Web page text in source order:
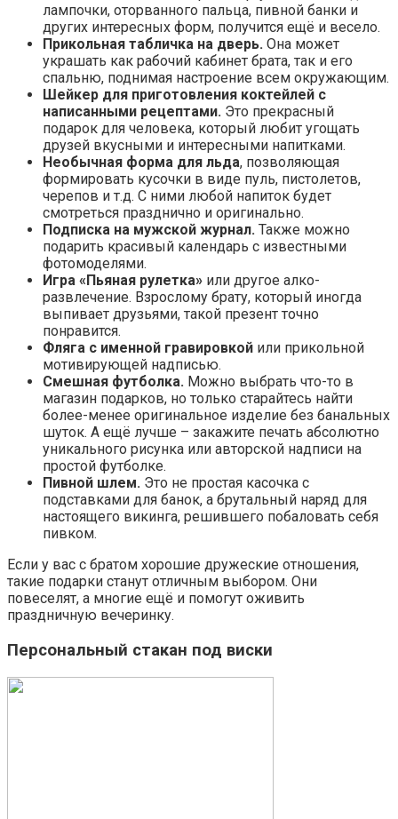
лампочки, оторванного пальца, пивной банки и
других интересных форм, получится ещё и весело.
Прикольная табличка на дверь. Она может
украшать как рабочий кабинет брата, так и его
спальню, поднимая настроение всем окружающим.
Шейкер для приготовления коктейлей с
написанными рецептами. Это прекрасный
подарок для человека, который любит угощать
друзей вкусными и интересными напитками.
Необычная форма для льда, позволяющая
формировать кусочки в виде пуль, пистолетов,
черепов и т.д. С ними любой напиток будет
смотреться празднично и оригинально.
Подписка на мужской журнал. Также можно
подарить красивый календарь с известными
фотомоделями.
Игра «Пьяная рулетка» или другое алко-
развлечение. Взрослому брату, который иногда
выпивает друзьями, такой презент точно
понравится.
Фляга с именной гравировкой или прикольной
мотивирующей надписью.
Смешная футболка. Можно выбрать что-то в
магазин подарков, но только старайтесь найти
более-менее оригинальное изделие без банальных
шуток. А ещё лучше – закажите печать абсолютно
уникального рисунка или авторской надписи на
простой футболке.
Пивной шлем. Это не простая касочка с
подставками для банок, а брутальный наряд для
настоящего викинга, решившего побаловать себя
пивком.
Если у вас с братом хорошие дружеские отношения,
такие подарки станут отличным выбором. Они
повеселят, а многие ещё и помогут оживить
праздничную вечеринку.
Персональный стакан под виски